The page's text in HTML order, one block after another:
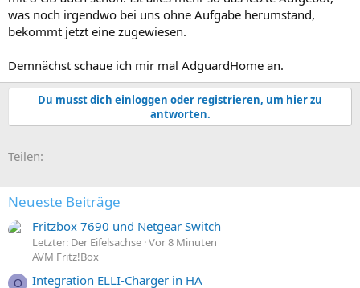
was noch irgendwo bei uns ohne Aufgabe herumstand,
bekommt jetzt eine zugewiesen.
Demnächst schaue ich mir mal AdguardHome an.
Du musst dich einloggen oder registrieren, um hier zu
antworten.
Teilen:
Neueste Beiträge
Fritzbox 7690 und Netgear Switch
Letzter: Der Eifelsachse Vor 8 Minuten
AVM Fritz!Box
O Integration ELLI-Charger in HA